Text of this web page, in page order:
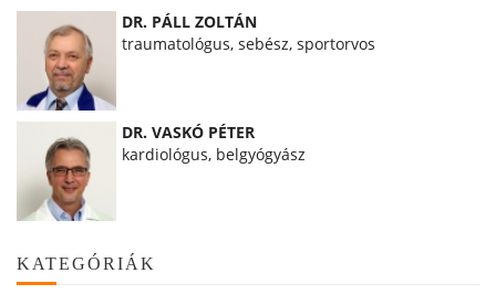
DR. PÁLL ZOLTÁN
traumatológus, sebész, sportorvos
DR. VASKÓ PÉTER
kardiológus, belgyógyász
KATEGÓRIÁK